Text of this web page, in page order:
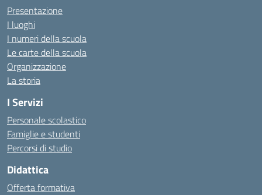
Presentazione
I luoghi
I numeri della scuola
Le carte della scuola
Organizzazione
La storia
I Servizi
Personale scolastico
Famiglie e studenti
Percorsi di studio
Didattica
Offerta formativa